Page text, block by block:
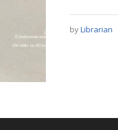
byLibrarian